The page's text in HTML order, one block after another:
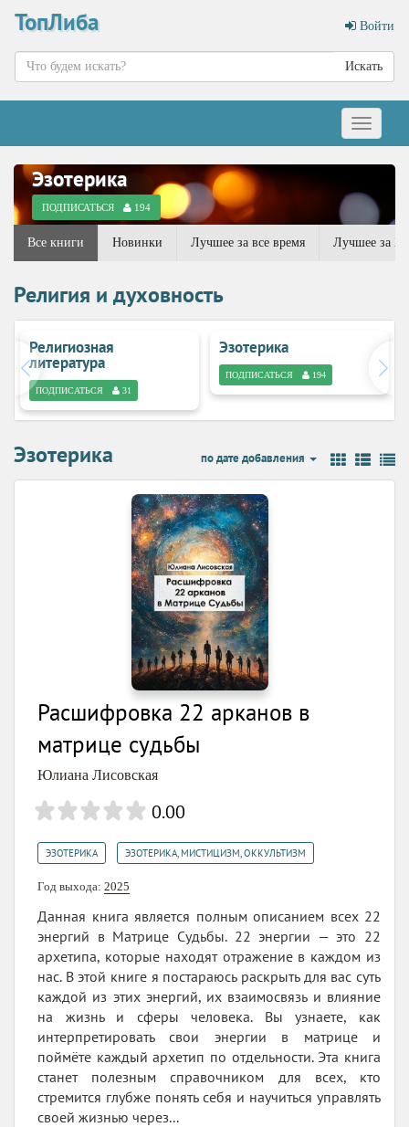
ТопЛиба Войти
Искать
Меню
Эзотерика
ПОДПИСАТЬСЯ 194
Все книги Новинки Лучшее за все время Лучшее за
Религия и духовность
Религиозная
литература
ПОДПИСАТЬСЯ 31
Эзотерика
ПОДПИСАТЬСЯ 194
Эзотерика по дате добавления
Расшифровка 22 арканов в
матрице судьбы
Юлиана Лисовская
0.00
ЭЗОТЕРИКА ЭЗОТЕРИКА, МИСТИЦИЗМ, ОККУЛЬТИЗМ
Год выхода: 2025
Данная книга является полным описанием всех 22
энергий в Матрице Судьбы. 22 энергии — это 22
архетипа, которые находят отражение в каждом из
нас. В этой книге я постараюсь раскрыть для вас суть
каждой из этих энергий, их взаимосвязь и влияние
на жизнь и сферы человека. Вы узнаете, как
интерпретировать свои энергии в матрице и
поймёте каждый архетип по отдельности. Эта книга
станет полезным справочником для всех, кто
стремится глубже понять себя и научиться управлять
своей жизнью через...